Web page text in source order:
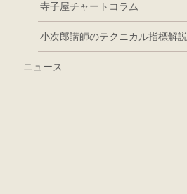
寺子屋チャートコラム
小次郎講師のテクニカル指標解説
ニュース